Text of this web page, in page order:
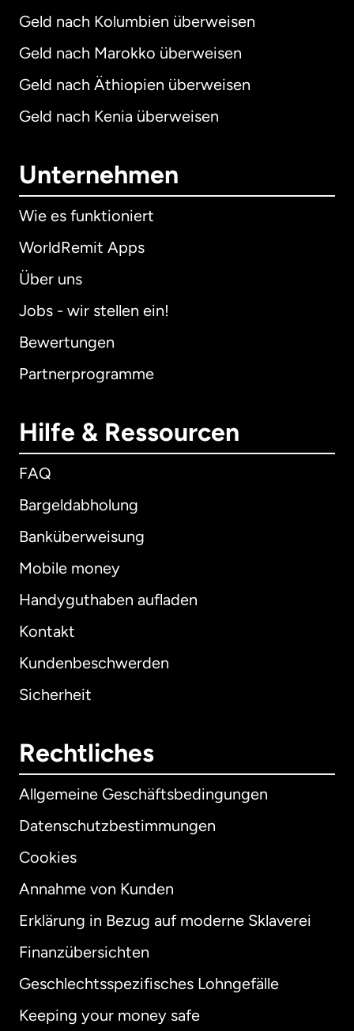
Geld nach Kolumbien überweisen
Geld nach Marokko überweisen
Geld nach Äthiopien überweisen
Geld nach Kenia überweisen
Unternehmen
Wie es funktioniert
WorldRemit Apps
Über uns
Jobs - wir stellen ein!
Bewertungen
Partnerprogramme
Hilfe & Ressourcen
FAQ
Bargeldabholung
Banküberweisung
Mobile money
Handyguthaben aufladen
Kontakt
Kundenbeschwerden
Sicherheit
Rechtliches
Allgemeine Geschäftsbedingungen
Datenschutzbestimmungen
Cookies
Annahme von Kunden
Erklärung in Bezug auf moderne Sklaverei
Finanzübersichten
Geschlechtsspezifisches Lohngefälle
Keeping your money safe
International English
Australien